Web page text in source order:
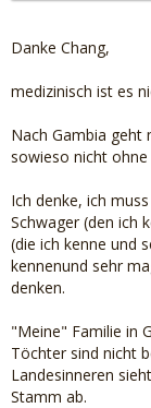
Danke Chang,
medizinisch ist es
Nach Gambia geht
sowieso nicht
Ich denke, ich
Schwager (den ich
(die ich kenne und
kennenund sehr
denken.
"Meine" Familie in
Töchter sind nicht
Landesinneren
Stamm ab.